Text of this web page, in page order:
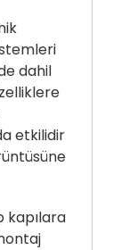
dahil
etkilidir
kapılara